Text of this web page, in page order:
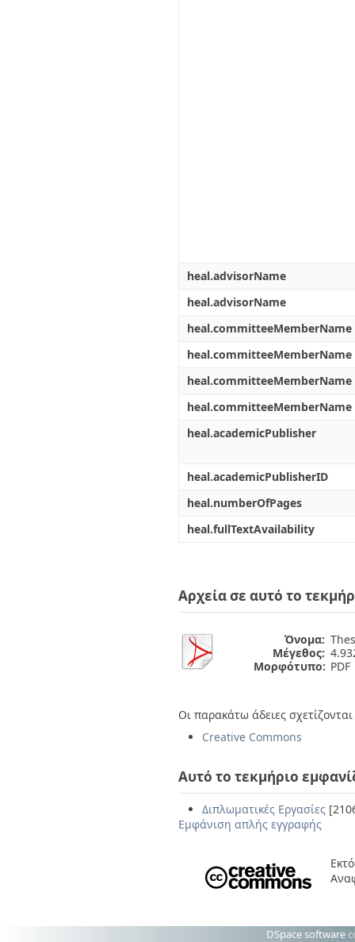
heal.advisorName
heal.advisorName
heal.committeeMemberName
heal.committeeMemberName
heal.committeeMemberName
heal.committeeMemberName
heal.academicPublisher
heal.academicPublisherID
heal.numberOfPages
heal.fullTextAvailability
Αρχεία σε αυτό το
Όνομα:
Μέγεθος:
Μορφότυπο: PDF
Οι παρακάτω άδειες
Creative Commons
Αυτό το τεκμήριο
Διπλωματικές Εργασίες
Εμφάνιση απλής εγγραφής
DSpace software